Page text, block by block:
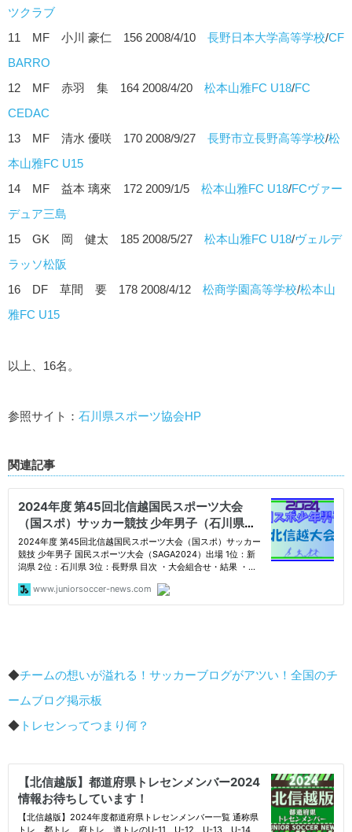
ツクラブ
11 MF 小川 豪仁 156 2008/4/10 長野日本大学高等学校/CF
BARRO
12 MF 赤羽 集 164 2008/4/20 松本山雅FC U18/FC
CEDAC
13 MF 清水 優咲 170 2008/9/27 長野市立長野高等学校/松
本山雅FC U15
14 MF 益本 璃來 172 2009/1/5 松本山雅FC U18/FCヴァー
デュア三島
15 GK 岡 健太 185 2008/5/27 松本山雅FC U18/ヴェルデ
ラッソ松阪
16 DF 草間 要 178 2008/4/12 松商学園高等学校/松本山
雅FC U15
以上、16名。
参照サイト： 石川県スポーツ協会HP
関連記事
◆チームの想いが溢れる！サッカーブログがアツい！全国のチ
ームブログ掲示板
◆ トレセンってつまり何？